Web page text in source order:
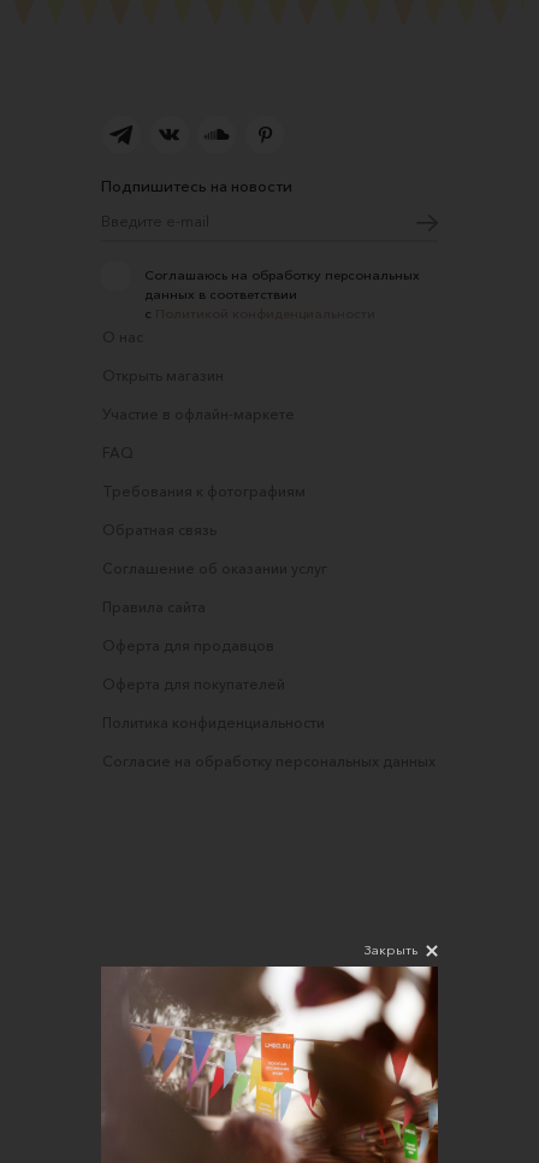
Подпишитесь на новости
Соглашаюсь на обработку персональных
данных в соответствии
с
О нас
Открыть магазин
Участие в офлайн-маркете
FAQ
Требования к фотографиям
Обратная связь
Соглашение об оказании услуг
Правила сайта
Оферта для продавцов
Оферта для покупателей
Политика конфиденциальности
Согласие на обработку персональных данных
Закрыть